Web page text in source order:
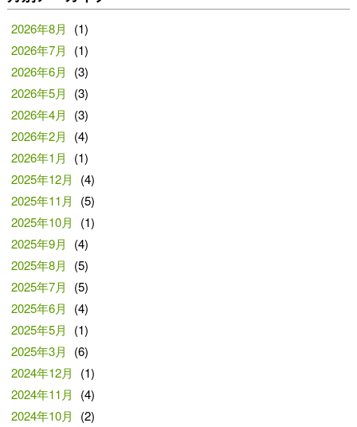
2026年8月
(1)
2026年7月
(1)
2026年6月
(3)
2026年5月
(3)
2026年4月
(3)
2026年2月
(4)
2026年1月
(1)
2025年12月
(4)
2025年11月
(5)
2025年10月
(1)
2025年9月
(4)
2025年8月
(5)
2025年7月
(5)
2025年6月
(4)
2025年5月
(1)
2025年3月
(6)
2024年12月
(1)
2024年11月
(4)
2024年10月
(2)